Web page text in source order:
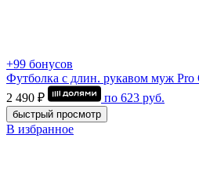
+99 бонусов
Футболка с длин. рукавом муж
2 490 ₽
по 623 руб.
быстрый просмотр
В избранное